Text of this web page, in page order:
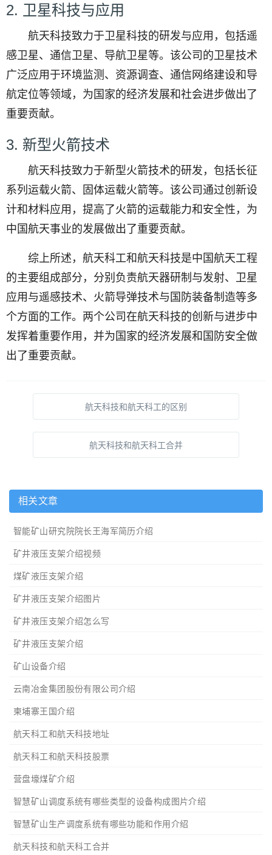
2. 卫星科技与应用
航天科技致力于卫星科技的研发与应用，包括遥
感卫星、通信卫星、导航卫星等。该公司的卫星技术
广泛应用于环境监测、资源调查、通信网络建设和导
航定位等领域，为国家的经济发展和社会进步做出了
重要贡献。
3. 新型火箭技术
航天科技致力于新型火箭技术的研发，包括长征
系列运载火箭、固体运载火箭等。该公司通过创新设
计和材料应用，提高了火箭的运载能力和安全性，为
中国航天事业的发展做出了重要贡献。
综上所述，航天科工和航天科技是中国航天工程
的主要组成部分，分别负责航天器研制与发射、卫星
应用与遥感技术、火箭导弹技术与国防装备制造等多
个方面的工作。两个公司在航天科技的创新与进步中
发挥着重要作用，并为国家的经济发展和国防安全做
出了重要贡献。
航天科技和航天科工的区别
航天科技和航天科工合并
相关文章
智能矿山研究院院长王海军简历介绍
矿井液压支架介绍视频
煤矿液压支架介绍
矿井液压支架介绍图片
矿井液压支架介绍怎么写
矿井液压支架介绍
矿山设备介绍
云南冶金集团股份有限公司介绍
柬埔寨王国介绍
航天科工和航天科技地址
航天科工和航天科技股票
营盘壕煤矿介绍
智慧矿山调度系统有哪些类型的设备构成图片介绍
智慧矿山生产调度系统有哪些功能和作用介绍
航天科技和航天科工合并